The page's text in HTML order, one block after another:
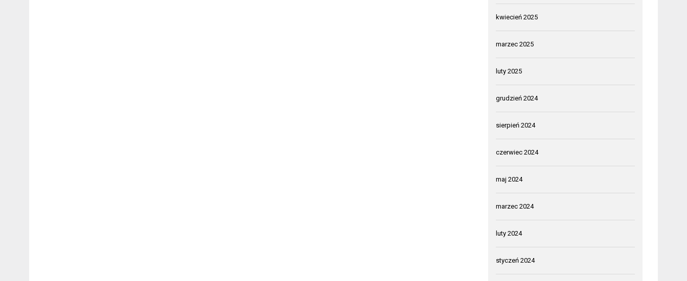
kwiecień 2025
marzec 2025
luty 2025
grudzień 2024
sierpień 2024
czerwiec 2024
maj 2024
marzec 2024
luty 2024
styczeń 2024